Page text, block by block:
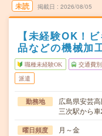
未読 掲載日 2026/08/05
【未経験OK！
品などの機械加
職種未経験OK 交通費
派遣
勤務地
広島県安芸
三次駅から
曜日頻度 月～金